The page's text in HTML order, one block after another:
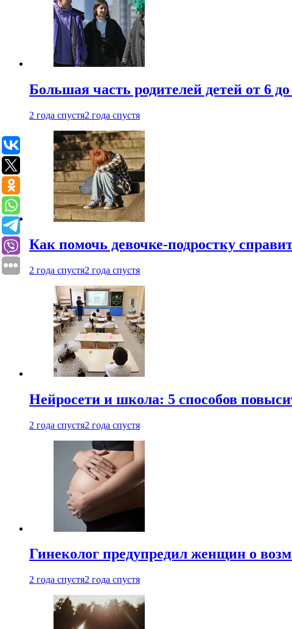
Большая часть родителей детей от 6
2 года спустя2 года спустя
Как помочь девочке-подростку
2 года спустя2 года спустя
Нейросети и школа: 5 способов
2 года спустя2 года спустя
Гинеколог предупредил женщин о
2 года спустя2 года спустя